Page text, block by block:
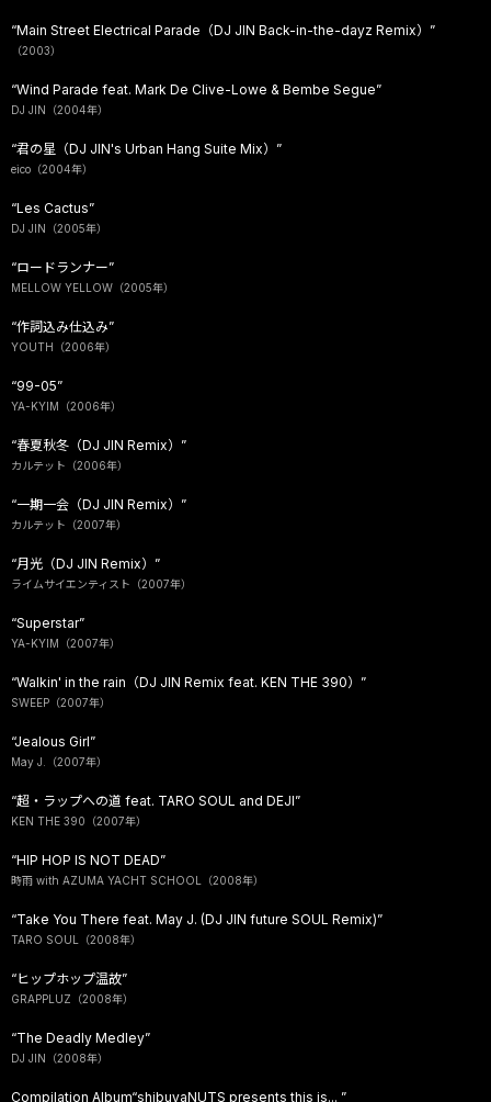
“Main Street Electrical Parade（DJ JIN Back-in-the-dayz Remix）”
（2003）
“Wind Parade feat. Mark De Clive-Lowe & Bembe Segue”
DJ JIN（2004年）
“君の星（DJ JIN's Urban Hang Suite Mix）”
eico（2004年）
“Les Cactus”
DJ JIN（2005年）
“ロードランナー”
MELLOW YELLOW（2005年）
“作詞込み仕込み”
YOUTH（2006年）
“99-05”
YA-KYIM（2006年）
“春夏秋冬（DJ JIN Remix）”
カルテット（2006年）
“一期一会（DJ JIN Remix）”
カルテット（2007年）
“月光（DJ JIN Remix）”
ライムサイエンティスト（2007年）
“Superstar”
YA-KYIM（2007年）
“Walkin' in the rain（DJ JIN Remix feat. KEN THE 390）”
SWEEP（2007年）
“Jealous Girl”
May J.（2007年）
“超・ラップへの道 feat. TARO SOUL and DEJI”
KEN THE 390（2007年）
“HIP HOP IS NOT DEAD”
時雨 with AZUMA YACHT SCHOOL（2008年）
“Take You There feat. May J. (DJ JIN future SOUL Remix)”
TARO SOUL（2008年）
“ヒップホップ温故”
GRAPPLUZ（2008年）
“The Deadly Medley”
DJ JIN（2008年）
Compilation Album“shibuyaNUTS presents this is... ”